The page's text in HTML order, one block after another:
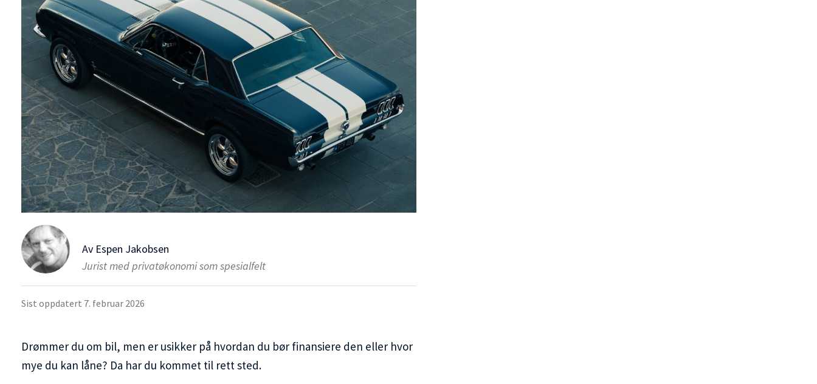
Av Espen Jakobsen
Jurist med privatøkonomi som spesialfelt
Sist oppdatert 7. februar 2026
Drømmer du om bil, men er usikker på hvordan du bør finansiere den eller hvor
mye du kan låne? Da har du kommet til rett sted.